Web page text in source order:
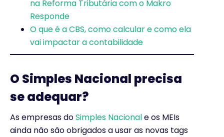
na Reforma Tributária com o Makro
Responde
O que é a CBS, como calcular e como ela
vai impactar a contabilidade
O Simples Nacional precisa
se adequar?
As empresas doSimples Nacionale os MEIs
ainda não são obrigados a usar as novas tags